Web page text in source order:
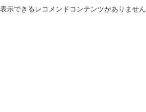
表示できるレコメンドコンテンツがありません